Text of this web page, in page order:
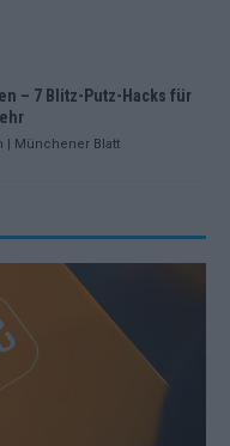
– 7 Blitz-Putz-Hacks für
| Münchener Blatt